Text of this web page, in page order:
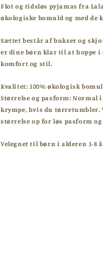
Flot og tidsløs pyjamas fra
økologiske bomuld og med de
Sættet består af bukser og
er dine børn klar til at hoppe i
komfort og stil.
Kvalitet: 100% økologisk
Størrelse og pasform: Normal
krympe, hvis du tørretumbler.
størrelse op for løs pasform
Velegnet til børn i alderen 1-8